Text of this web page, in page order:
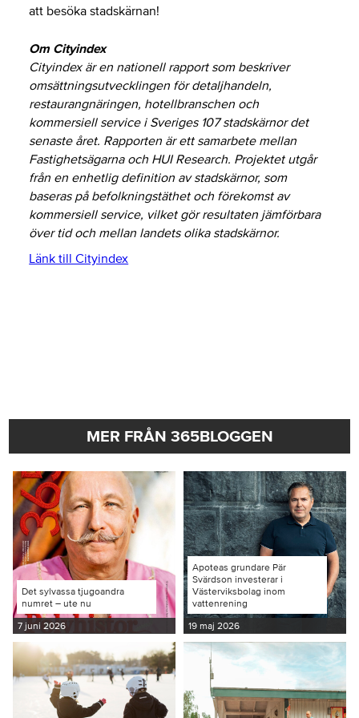
att besöka stadskärnan!
Om Cityindex
Cityindex är en nationell rapport som beskriver
omsättningsutvecklingen för detaljhandeln,
restaurangnäringen, hotellbranschen och
kommersiell service i Sveriges 107 stadskärnor det
senaste året. Rapporten är ett samarbete mellan
Fastighetsägarna och HUI Research. Projektet utgår
från en enhetlig definition av stadskärnor, som
baseras på befolkningstäthet och förekomst av
kommersiell service, vilket gör resultaten jämförbara
över tid och mellan landets olika stadskärnor.
Länk till Cityindex
MER FRÅN 365BLOGGEN
Det sylvassa tjugoandra
numret – ute nu
7 juni 2026
Apoteas grundare Pär
Svärdson investerar i
Västerviksbolag inom
vattenrening
19 maj 2026